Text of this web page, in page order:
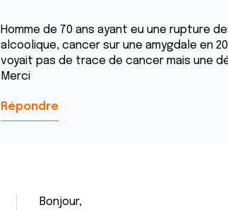
Homme de 70 ans ayant eu une rupture
alcoolique, cancer sur une amygdale en
voyait pas de trace de cancer mais une
Merci
Répondre
Bonjour,